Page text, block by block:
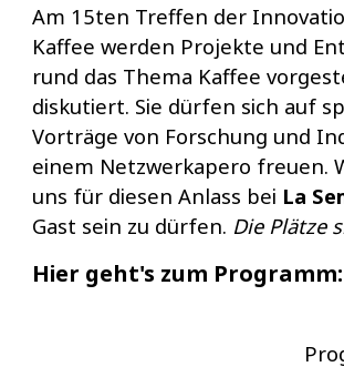
Am 15ten Treffen der
Kaffee werden Projekte und
rund das Thema Kaffee
diskutiert. Sie dürfen sich auf
Vorträge von Forschung und
einem Netzwerkapero freuen.
uns für diesen Anlass bei La
Gast sein zu dürfen. Die Plätze
Hier geht's zum Programm: